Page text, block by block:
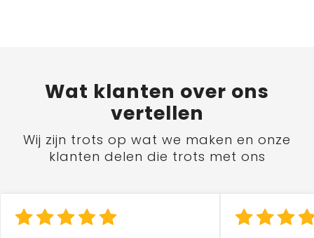
Wat klanten over ons
vertellen
Wij zijn trots op wat we maken en onze
klanten delen die trots met ons